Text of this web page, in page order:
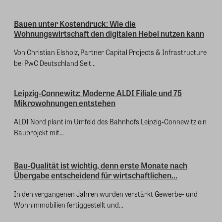
Bauen unter Kostendruck: Wie die
Wohnungswirtschaft den digitalen Hebel nutzen kann
Von Christian Elsholz, Partner Capital Projects & Infrastructure
bei PwC Deutschland Seit...
Leipzig-Connewitz: Moderne ALDI Filiale und 75
Mikrowohnungen entstehen
ALDI Nord plant im Umfeld des Bahnhofs Leipzig‑Connewitz ein
Bauprojekt mit...
Bau-Qualität ist wichtig, denn erste Monate nach
Übergabe entscheidend für wirtschaftlichen...
In den vergangenen Jahren wurden verstärkt Gewerbe- und
Wohnimmobilien fertiggestellt und...